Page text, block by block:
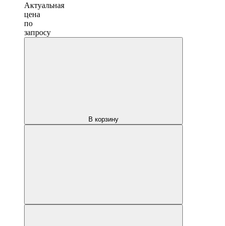
Актуальная
цена
по
запросу
В корзину